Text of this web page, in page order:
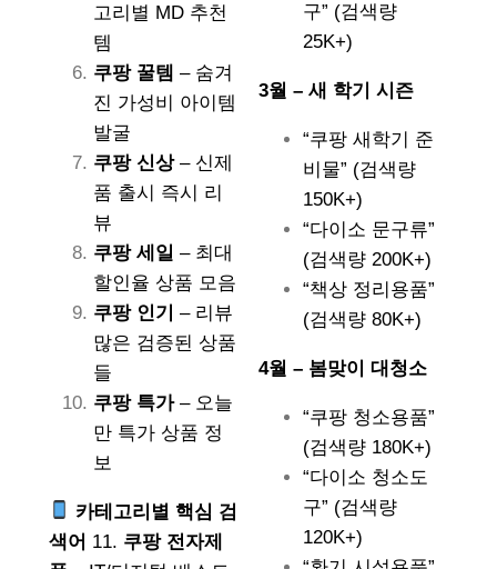
고리별 MD 추천
템
쿠팡 꿀템 – 숨겨
진 가성비 아이템
발굴
쿠팡 신상– 신제
품 출시 즉시 리
뷰
쿠팡 세일 – 최대
할인율 상품 모음
쿠팡 인기
– 리뷰
많은 검증된 상품
들
쿠팡 특가– 오늘
만 특가 상품 정
보
카테고리별 핵심 검
색어 11. 쿠팡 전자제
구” (검색량
25K+)
3월 – 새 학기 시즌
“쿠팡 새학기 준
비물” (검색량
150K+)
“다이소 문구류”
(검색량 200K+)
“책상 정리용품”
(검색량 80K+)
4월 – 봄맞이 대청소
“쿠팡 청소용품”
(검색량 180K+)
“다이소 청소도
구” (검색량
120K+)